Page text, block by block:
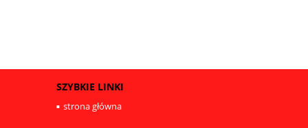
SZYBKIE LINKI
strona główna